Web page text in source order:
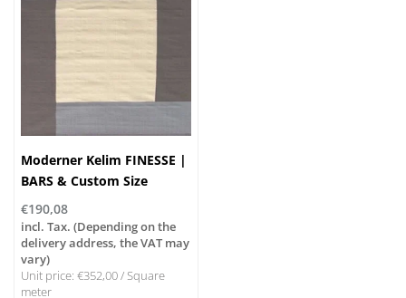
Moderner Kelim FINESSE |
BARS & Custom Size
€190,08
incl. Tax. (Depending on the
delivery address, the VAT may
vary)
Unit price: €352,00 / Square
meter